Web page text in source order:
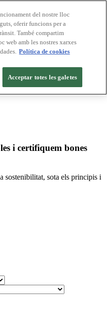
i certifiquem bones
sostenibilitat, sota els principis i
del nostre lloc
oferir funcions per a
També compartim
web amb les nostres xarxes
Política de cookies
Acceptar totes les galetes